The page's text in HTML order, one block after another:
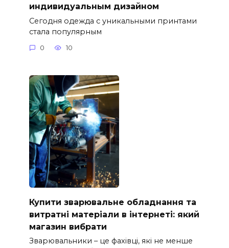
индивидуальным дизайном
Сегодня одежда с уникальными принтами
стала популярным
0 10
Купити зварювальне обладнання та
витратні матеріали в інтернеті: який
магазин вибрати
Зварювальники – це фахівці, які не менше